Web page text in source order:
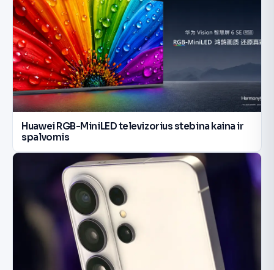
Huawei RGB-MiniLED televizorius stebina kaina ir
spalvomis